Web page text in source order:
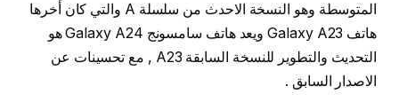
المتوسطة وهو النسخة الاحدث من سلسلة A والتي كان أخرها
هاتف Galaxy A23 ويعد هاتف سامسونج Galaxy A24 هو
التحديث والتطوير للنسخة السابقة A23 , مع تحسينات عن
الاصدار السابق .